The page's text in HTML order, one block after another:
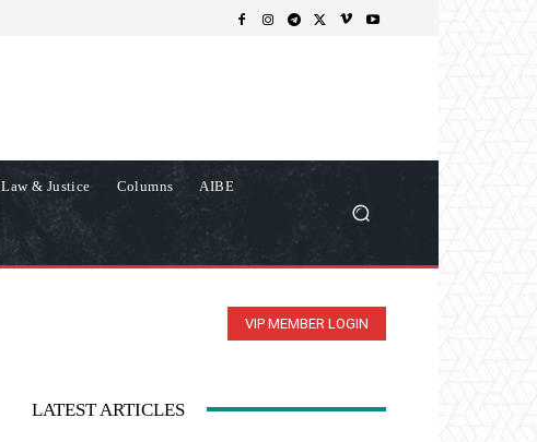
Law & Justice Columns AIBE
VIP MEMBER LOGIN
LATEST ARTICLES